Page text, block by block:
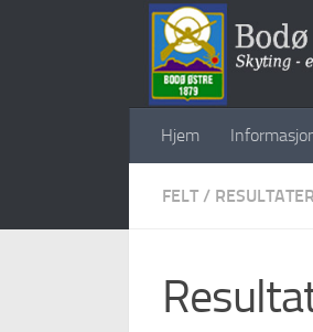
Hjem
FELT / RESULTATER